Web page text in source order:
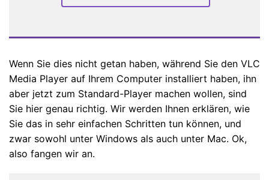
Wenn Sie dies nicht getan haben, während Sie den VLC
Media Player auf Ihrem Computer installiert haben, ihn
aber jetzt zum Standard-Player machen wollen, sind
Sie hier genau richtig. Wir werden Ihnen erklären, wie
Sie das in sehr einfachen Schritten tun können, und
zwar sowohl unter Windows als auch unter Mac. Ok,
also fangen wir an.